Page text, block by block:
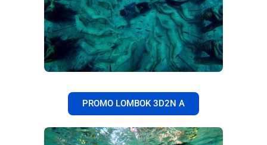
PROMO LOMBOK 3D2N A